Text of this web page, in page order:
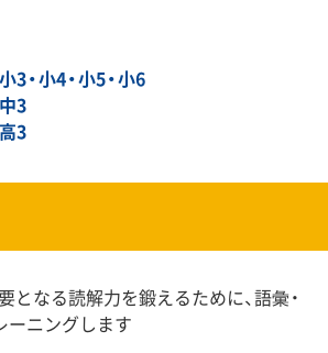
3・小4・小5・小6
3
3
となる読解力を鍛えるために、語彙・
ーニングします